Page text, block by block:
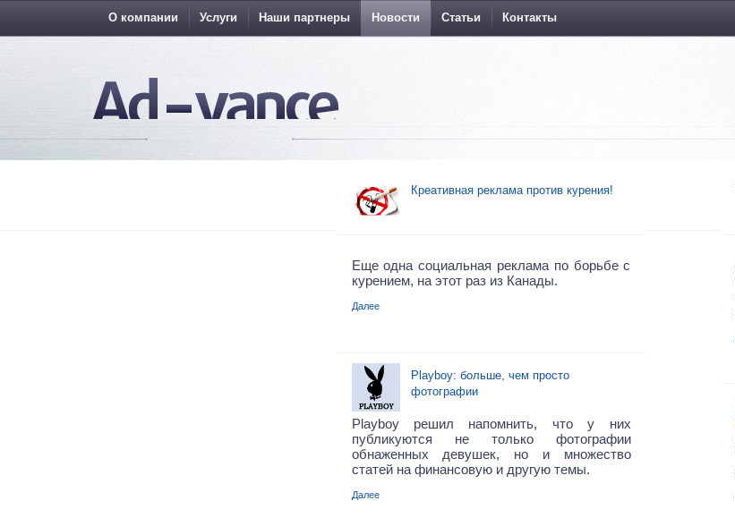
О компании Услуги Наши партнеры Новости Статьи Контакты
Креативная реклама против курения!
Еще одна социальная реклама по борьбе с
курением, на этот раз из Канады.
Далее
Playboy: больше, чем просто
фотографии
Playboy решил напомнить, что у них
публикуются не только фотографии
обнаженных девушек, но и множество
статей на финансовую и другую темы.
Далее